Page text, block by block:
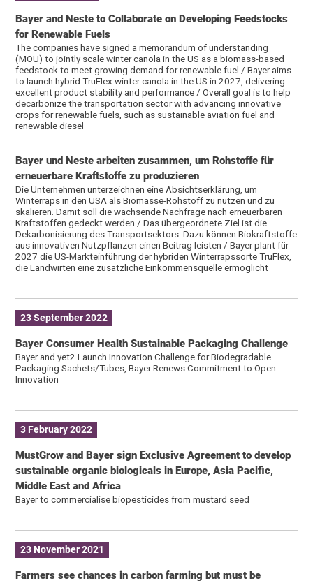
Bayer and Neste to Collaborate on Developing Feedstocks
for Renewable Fuels
The companies have signed a memorandum of understanding
(MOU) to jointly scale winter canola in the US as a biomass-based
feedstock to meet growing demand for renewable fuel / Bayer aims
to launch hybrid TruFlex winter canola in the US in 2027, delivering
excellent product stability and performance / Overall goal is to help
decarbonize the transportation sector with advancing innovative
crops for renewable fuels, such as sustainable aviation fuel and
renewable diesel
Bayer und Neste arbeiten zusammen, um Rohstoffe für
erneuerbare Kraftstoffe zu produzieren
Die Unternehmen unterzeichnen eine Absichtserklärung, um
Winterraps in den USA als Biomasse-Rohstoff zu nutzen und zu
skalieren. Damit soll die wachsende Nachfrage nach erneuerbaren
Kraftstoffen gedeckt werden / Das übergeordnete Ziel ist die
Dekarbonisierung des Transportsektors. Dazu können Biokraftstoffe
aus innovativen Nutzpflanzen einen Beitrag leisten / Bayer plant für
2027 die US-Markteinführung der hybriden Winterrapssorte TruFlex,
die Landwirten eine zusätzliche Einkommensquelle ermöglicht
23 September 2022
Bayer Consumer Health Sustainable Packaging Challenge
Bayer and yet2 Launch Innovation Challenge for Biodegradable
Packaging Sachets/Tubes, Bayer Renews Commitment to Open
Innovation
3 February 2022
MustGrow and Bayer sign Exclusive Agreement to develop
sustainable organic biologicals in Europe, Asia Pacific,
Middle East and Africa
Bayer to commercialise biopesticides from mustard seed
23 November 2021
Farmers see chances in carbon farming but must be